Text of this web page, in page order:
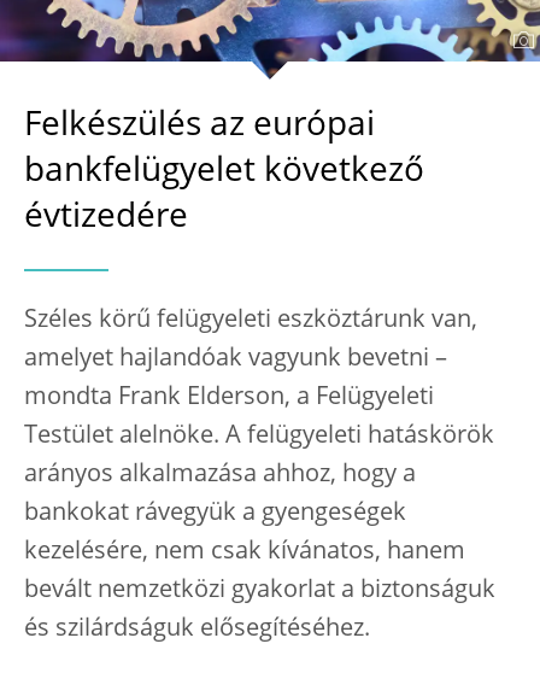
Felkészülés az európai
bankfelügyelet következő
évtizedére
Széles körű felügyeleti eszköztárunk van,
amelyet hajlandóak vagyunk bevetni –
mondta Frank Elderson, a Felügyeleti
Testület alelnöke. A felügyeleti hatáskörök
arányos alkalmazása ahhoz, hogy a
bankokat rávegyük a gyengeségek
kezelésére, nem csak kívánatos, hanem
bevált nemzetközi gyakorlat a biztonságuk
és szilárdságuk elősegítéséhez.